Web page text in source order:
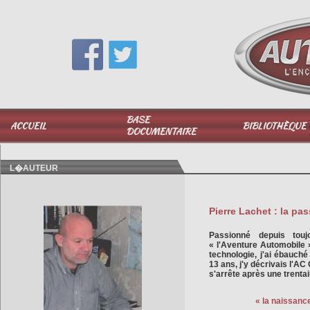
ACCUEIL
BASE
DOCUMENTAIRE
BIBLIOTHÈQUE
06 51 040 025
L�AUTEUR
Pierre Lachet : la
Passionné depuis
« l'Aventure Automobile
technologie, j'ai
13 ans, j'y décrivais l'AC
s'arrête après une
« la